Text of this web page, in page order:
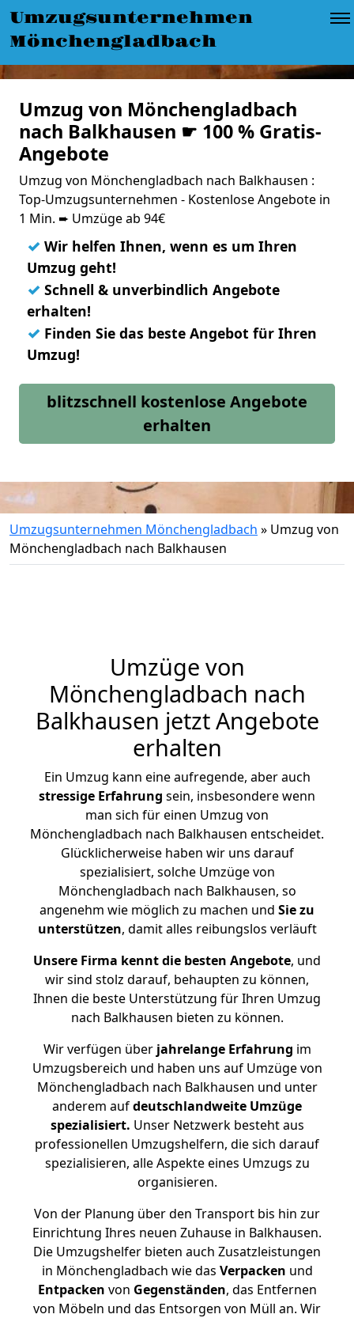
Umzugsunternehmen
Mönchengladbach
Umzug von Mönchengladbach
nach Balkhausen ☛ 100 % Gratis-
Angebote
Umzug von Mönchengladbach nach Balkhausen :
Top-Umzugsunternehmen - Kostenlose Angebote in
1 Min. ➨ Umzüge ab 94€
✓ Wir helfen Ihnen, wenn es um Ihren
Umzug geht!
✓ Schnell & unverbindlich Angebote
erhalten!
✓ Finden Sie das beste Angebot für Ihren
Umzug!
blitzschnell kostenlose Angebote
erhalten
Umzugsunternehmen Mönchengladbach » Umzug von
Mönchengladbach nach Balkhausen
Umzüge von
Mönchengladbach nach
Balkhausen jetzt Angebote
erhalten
Ein Umzug kann eine aufregende, aber auch
stressige Erfahrung sein, insbesondere wenn
man sich für einen Umzug von
Mönchengladbach nach Balkhausen entscheidet.
Glücklicherweise haben wir uns darauf
spezialisiert, solche Umzüge von
Mönchengladbach nach Balkhausen, so
angenehm wie möglich zu machen und Sie zu
unterstützen, damit alles reibungslos verläuft
Unsere Firma kennt die besten Angebote, und
wir sind stolz darauf, behaupten zu können,
Ihnen die beste Unterstützung für Ihren Umzug
nach Balkhausen bieten zu können.
Wir verfügen überjahrelange Erfahrung im
Umzugsbereich und haben uns auf Umzüge von
Mönchengladbach nach Balkhausen und unter
anderem aufdeutschlandweite Umzüge
spezialisiert. Unser Netzwerk besteht aus
professionellen Umzugshelfern, die sich darauf
spezialisieren, alle Aspekte eines Umzugs zu
organisieren.
Von der Planung über den Transport bis hin zur
Einrichtung Ihres neuen Zuhause in Balkhausen.
Die Umzugshelfer bieten auch Zusatzleistungen
in Mönchengladbach wie das Verpacken und
Entpacken von Gegenständen, das Entfernen
von Möbeln und das Entsorgen von Müll an. Wir